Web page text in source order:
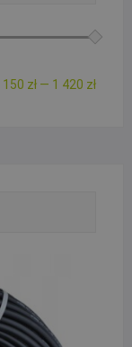
Cena
Cena
150 zł — 1 420 zł